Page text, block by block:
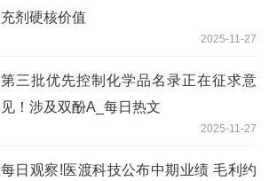
充剂硬核价值
2025-11-27
第三批优先控制化学品名录正在征求意
见！涉及双酚A_每日热文
2025-11-27
每日观察!医渡科技公布中期业绩 毛利约